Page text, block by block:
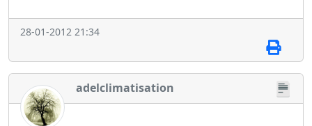
28-01-2012 21:34
adelclimatisation